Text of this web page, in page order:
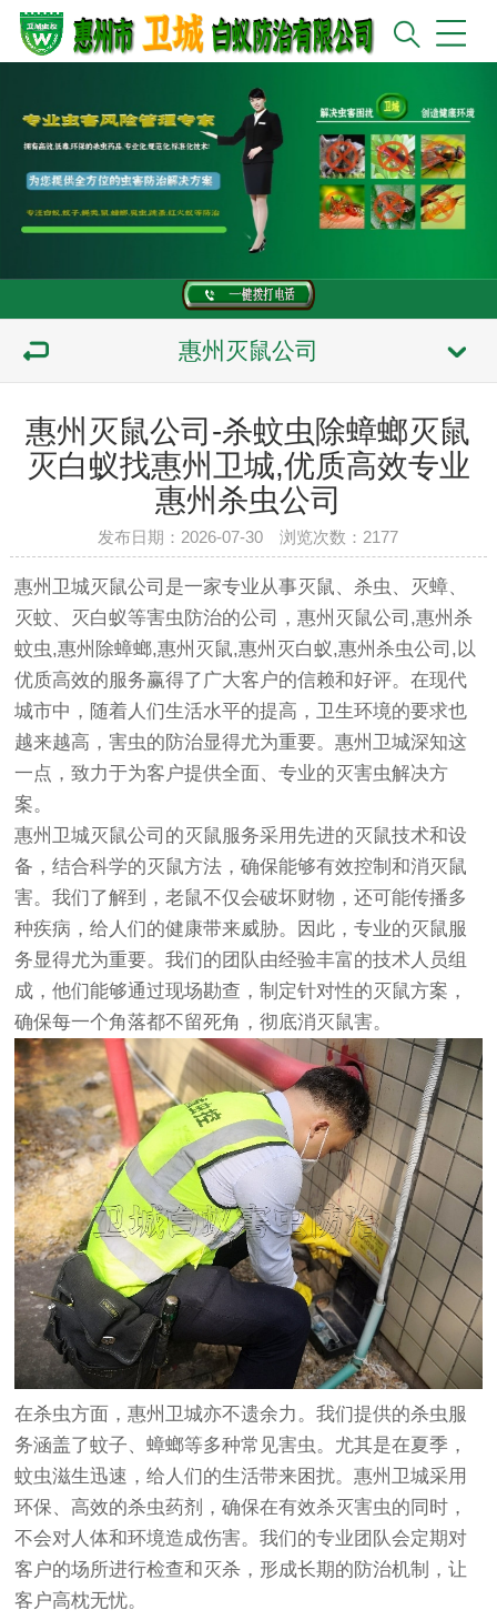
惠州灭鼠公司
惠州灭鼠公司-杀蚊虫除蟑螂灭鼠
灭白蚁找惠州卫城,优质高效专业
惠州杀虫公司
发布日期：2026-07-30 浏览次数： 2177
惠州卫城灭鼠公司是一家专业从事灭鼠、杀虫、灭蟑、
灭蚊、灭白蚁等害虫防治的公司，惠州灭鼠公司,惠州杀
蚊虫,惠州除蟑螂,惠州灭鼠,惠州灭白蚁,惠州杀虫公司,以
优质高效的服务赢得了广大客户的信赖和好评。在现代
城市中，随着人们生活水平的提高，卫生环境的要求也
越来越高，害虫的防治显得尤为重要。惠州卫城深知这
一点，致力于为客户提供全面、专业的灭害虫解决方
案。
惠州卫城灭鼠公司的灭鼠服务采用先进的灭鼠技术和设
备，结合科学的灭鼠方法，确保能够有效控制和消灭鼠
害。我们了解到，老鼠不仅会破坏财物，还可能传播多
种疾病，给人们的健康带来威胁。因此，专业的灭鼠服
务显得尤为重要。我们的团队由经验丰富的技术人员组
成，他们能够通过现场勘查，制定针对性的灭鼠方案，
确保每一个角落都不留死角，彻底消灭鼠害。
在杀虫方面，惠州卫城亦不遗余力。我们提供的杀虫服
务涵盖了蚊子、蟑螂等多种常见害虫。尤其是在夏季，
蚊虫滋生迅速，给人们的生活带来困扰。惠州卫城采用
环保、高效的杀虫药剂，确保在有效杀灭害虫的同时，
不会对人体和环境造成伤害。我们的专业团队会定期对
客户的场所进行检查和灭杀，形成长期的防治机制，让
客户高枕无忧。